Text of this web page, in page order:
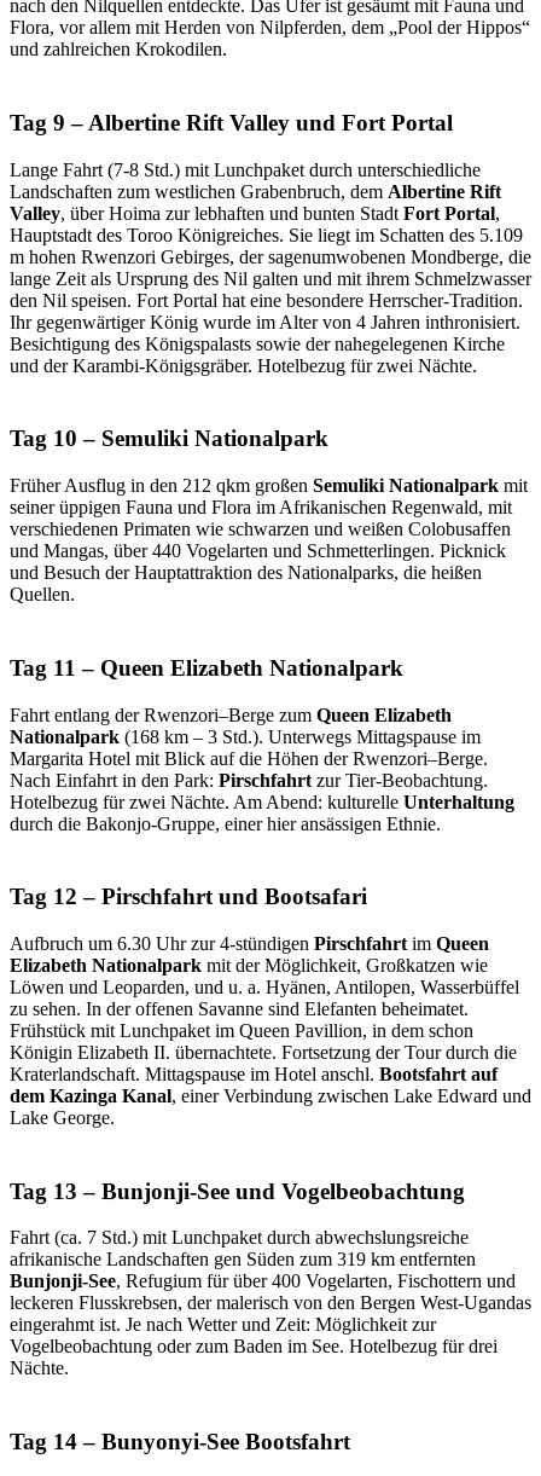
nach den Nilquellen entdeckte. Das Ufer ist gesäumt mit Fauna und
Flora, vor allem mit Herden von Nilpferden, dem „Pool der Hippos“
und zahlreichen Krokodilen.
Tag 9 – Albertine Rift Valley und Fort Portal
Lange Fahrt (7-8 Std.) mit Lunchpaket durch unterschiedliche
Landschaften zum westlichen Grabenbruch, dem Albertine Rift
Valley, über Hoima zur lebhaften und bunten Stadt Fort Portal,
Hauptstadt des Toroo Königreiches. Sie liegt im Schatten des 5.109
m hohen Rwenzori Gebirges, der sagenumwobenen Mondberge, die
lange Zeit als Ursprung des Nil galten und mit ihrem Schmelzwasser
den Nil speisen. Fort Portal hat eine besondere Herrscher-Tradition.
Ihr gegenwärtiger König wurde im Alter von 4 Jahren inthronisiert.
Besichtigung des Königspalasts sowie der nahegelegenen Kirche
und der Karambi-Königsgräber. Hotelbezug für zwei Nächte.
Tag 10 – Semuliki Nationalpark
Früher Ausflug in den 212 qkm großen Semuliki Nationalpark mit
seiner üppigen Fauna und Flora im Afrikanischen Regenwald, mit
verschiedenen Primaten wie schwarzen und weißen Colobusaffen
und Mangas, über 440 Vogelarten und Schmetterlingen. Picknick
und Besuch der Hauptattraktion des Nationalparks, die heißen
Quellen.
Tag 11 – Queen Elizabeth Nationalpark
Fahrt entlang der Rwenzori–Berge zum Queen Elizabeth
Nationalpark (168 km – 3 Std.). Unterwegs Mittagspause im
Margarita Hotel mit Blick auf die Höhen der Rwenzori–Berge.
Nach Einfahrt in den Park: Pirschfahrt zur Tier-Beobachtung.
Hotelbezug für zwei Nächte. Am Abend: kulturelle Unterhaltung
durch die Bakonjo-Gruppe, einer hier ansässigen Ethnie.
Tag 12 – Pirschfahrt und Bootsafari
Aufbruch um 6.30 Uhr zur 4-stündigen Pirschfahrt im Queen
Elizabeth Nationalpark mit der Möglichkeit, Großkatzen wie
Löwen und Leoparden, und u. a. Hyänen, Antilopen, Wasserbüffel
zu sehen. In der offenen Savanne sind Elefanten beheimatet.
Frühstück mit Lunchpaket im Queen Pavillion, in dem schon
Königin Elizabeth II. übernachtete. Fortsetzung der Tour durch die
Kraterlandschaft. Mittagspause im Hotel anschl. Bootsfahrt auf
dem Kazinga Kanal, einer Verbindung zwischen Lake Edward und
Lake George.
Tag 13 – Bunjonji-See und Vogelbeobachtung
Fahrt (ca. 7 Std.) mit Lunchpaket durch abwechslungsreiche
afrikanische Landschaften gen Süden zum 319 km entfernten
Bunjonji-See, Refugium für über 400 Vogelarten, Fischottern und
leckeren Flusskrebsen, der malerisch von den Bergen West-Ugandas
eingerahmt ist. Je nach Wetter und Zeit: Möglichkeit zur
Vogelbeobachtung oder zum Baden im See. Hotelbezug für drei
Nächte.
Tag 14 – Bunyonyi-See Bootsfahrt